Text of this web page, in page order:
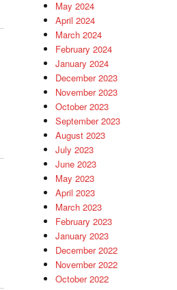
May 2024
April 2024
March 2024
February 2024
January 2024
December 2023
November 2023
October 2023
September 2023
August 2023
July 2023
June 2023
May 2023
April 2023
March 2023
February 2023
January 2023
December 2022
November 2022
October 2022